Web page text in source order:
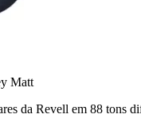
Matt
da Revell em 88 tons